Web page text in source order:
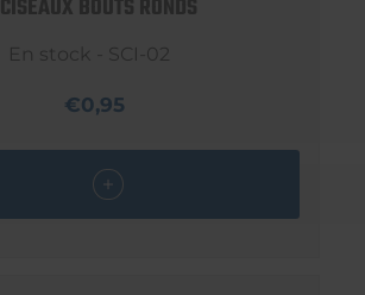
CISEAUX BOUTS RONDS
En stock - SCI-02
€0,95